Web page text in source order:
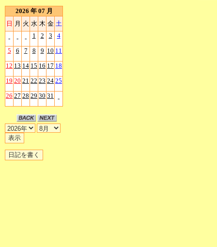
2026 年 07 月
日 月 火 水 木 金 土
- - - 1 2 3 4
5 6 7 8 9 10 11
12 13 14 15 16 17 18
19 20 21 22 23 24 25
26 27 28 29 30 31 -